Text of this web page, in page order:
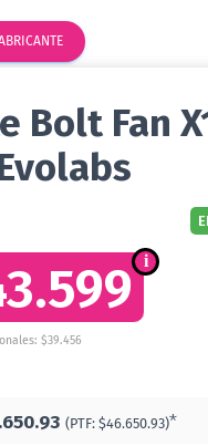
Bolt Fan
$39.456
(PTF: $46.650.93)*